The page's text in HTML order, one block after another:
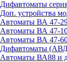
Дифавтоматы
Доп. устройства
Автоматы ВА 47-
Автоматы ВА 47-
Автоматы ВА 47-
Дифавтоматы
Автоматы ВА88 и